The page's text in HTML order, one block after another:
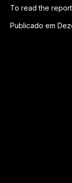
To read the
Publicado em